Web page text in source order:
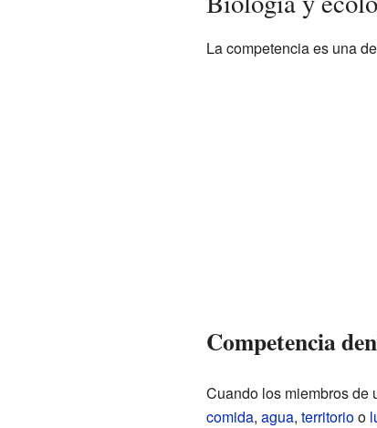
La competencia es una
Competencia
Cuando los miembros de
comida, agua, territorioo